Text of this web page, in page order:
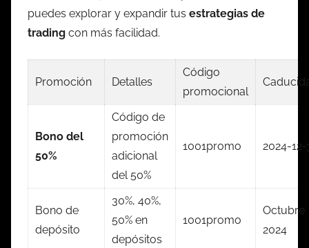
puedes explorar y expandir tus estrategias de
trading con más facilidad.
Promoción Detalles
Código
promocional
Bono del
50%
Código de
promoción
adicional
del 50%
1001promo 2024-12-
Bono de
depósito
30%, 40%,
50% en
depósitos
1001promo
Octubre
2024